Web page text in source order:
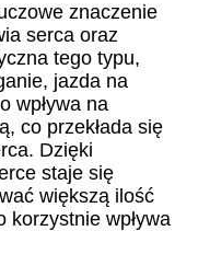
znaczenie
serca oraz
tego typu,
jazda na
wpływa na
co przekłada się
Dzięki
staje się
większą ilość
korzystnie wpływa